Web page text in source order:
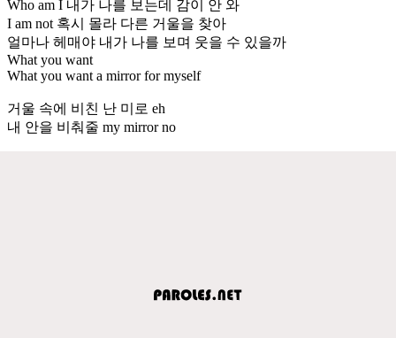
Who am I 내가 나를 보는데 감이 안 와
I am not 혹시 몰라 다른 거울을 찾아
얼마나 헤매야 내가 나를 보며 웃을 수 있을까
What you want
What you want a mirror for myself
거울 속에 비친 난 미로 eh
내 안을 비춰줄 my mirror no